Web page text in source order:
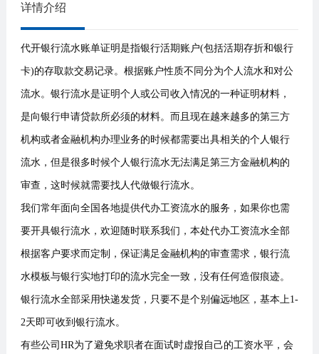
详情介绍
代开银行流水账单证明是指银行活期账户(包括活期存折和银行
卡)的存取款交易记录。根据账户性质不同分为个人流水和对公
流水。银行流水是证明个人或公司收入情况的一种证明材料，
是向银行申请贷款所必须的材料。而且现在越来越多的第三方
机构或者金融机构办理业务的时候都需要出具相关的个人银行
流水，但是很多时候个人银行流水无法满足第三方金融机构的
审查，这时候就需要找人代做银行流水。
我们常年面向全国各地提供代办工资流水的服务，如果你也需
要开具银行流水，欢迎随时联系我们，本处代办工资流水全部
根据客户要求而定制，保证满足金融机构的审查需求，银行流
水模板与银行实地打印的流水完全一致，没有任何造假痕迹。
银行流水全部采用快递发货，只要不是个别偏远地区，基本上1-
2天即可收到银行流水。
有些公司HR为了避免求职者在面试时虚报自己的工资水平，会